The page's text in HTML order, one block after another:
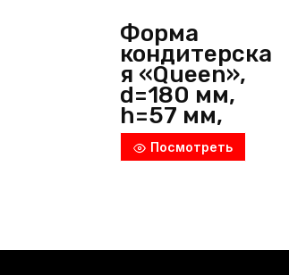
Форма
кондитерска
я «Queen»,
d=180 мм,
h=57 мм,
1 000 мл,
силикон,
Посмотреть